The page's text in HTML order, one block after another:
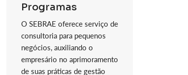
Programas
O SEBRAE oferece serviço de
consultoria para pequenos
negócios, auxiliando o
empresário no aprimoramento
de suas práticas de gestão